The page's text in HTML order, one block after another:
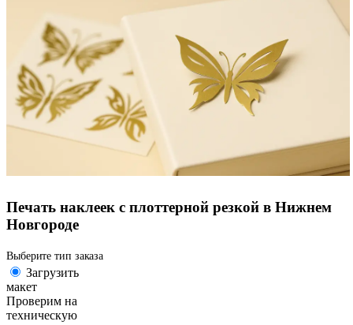
Печать наклеек с плоттерной резкой в Нижнем
Новгороде
Выберите тип заказа
Загрузить
макет
Проверим на
техническую